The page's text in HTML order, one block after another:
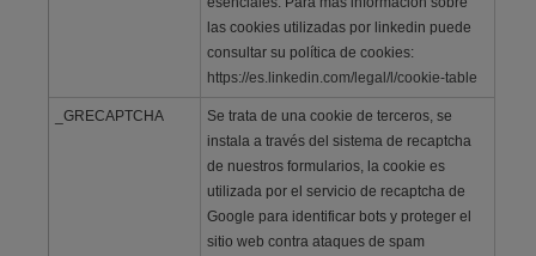
las cookies utilizadas por linkedin puede
consultar su política de cookies:
https://es.linkedin.com/legal/l/cookie-table
_GRECAPTCHA
Se trata de una cookie de terceros, se
instala a través del sistema de recaptcha
de nuestros formularios, la cookie es
utilizada por el servicio de recaptcha de
Google para identificar bots y proteger el
sitio web contra ataques de spam